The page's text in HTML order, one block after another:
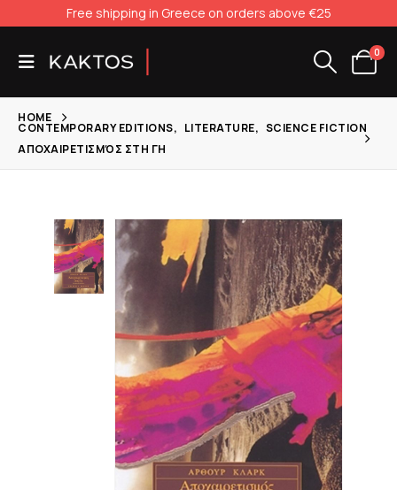
Free shipping in Greece on orders above €25
0
HOME
CONTEMPORARY EDITIONS, LITERATURE, SCIENCE FICTION
ΑΠΟΧΑΙΡΕΤΙΣΜΌΣ ΣΤΗ ΓΗ